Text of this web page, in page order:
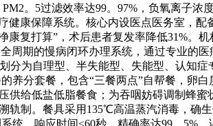
。5过滤效率达99。97%，负氧离子浓度
健康保障系统。核心内设医点医务室，配
复打算”，术后患者复发率降低31%。
周期的慢病闭环办理系统，通过专业的医
分为自理型、半失能型、失能型、认知症
分套餐，包含“三餐两点”自帮餐，卵白
供给低盐低脂餐食；为吞咽妨碍调制蜂蜜
轨制。餐具采用135℃高温蒸汽消毒，确
，响应时间≤60秒，精确率达99。5%，